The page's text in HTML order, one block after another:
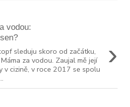
vodou:
›
sleduju skoro od začátku,
za vodou. Zaujal mě její
v cizině, v roce 2017 se spolu